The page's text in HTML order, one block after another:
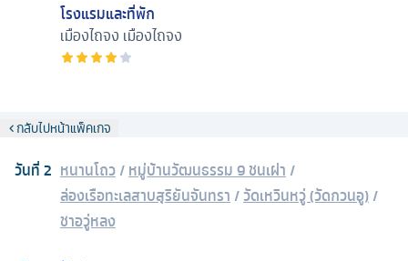
โรงแรมและที่พัก
เมืองไถจง เมืองไถจง
กลับไปหน้าแพ็คเกจ
วันที่2 หนานโถว/หมู่บ้านวัฒนธรรม 9 ชนเผ่า /
ล่องเรือทะเลสาบสุริยันจันทรา /วัดเหวินหวู่ (วัดกวนอู)/
ชาอวู่หลง